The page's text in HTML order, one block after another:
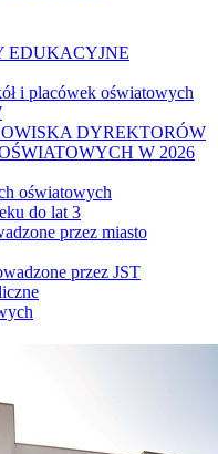
EDUKACYJNE
i placówek oświatowych
DYREKTORÓW
W 2026
oświatowych
do lat 3
przez miasto
przez JST